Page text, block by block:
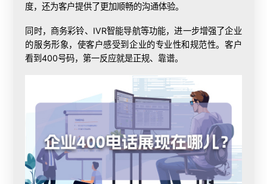
度，还为客户提供了更加顺畅的沟通体验。
同时，商务彩铃、IVR智能导航等功能，进一步增强了企业
的服务形象，使客户感受到企业的专业性和规范性。客户
看到400号码，第一反应就是正规、靠谱。